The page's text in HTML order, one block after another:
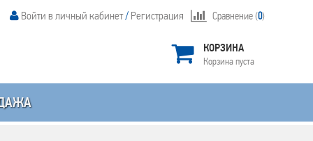
Сравнение (0)
Войти в личный кабинет/ Регистрация
КОРЗИНА
Корзина пуста